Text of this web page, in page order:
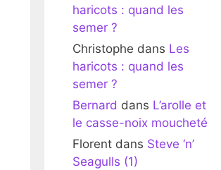
haricots : quand les
semer ?
Christophe dans Les
haricots : quand les
semer ?
Bernard dans L’arolle et
le casse-noix moucheté
Florent dans Steve ‘n’
Seagulls (1)